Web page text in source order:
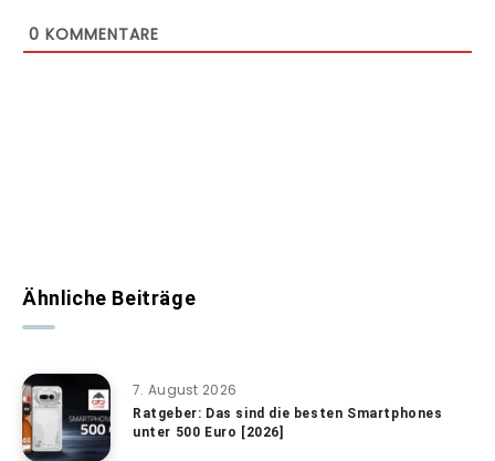
0 KOMMENTARE
Ähnliche Beiträge
7. August 2026
Ratgeber: Das sind die besten Smartphones
unter 500 Euro [2026]